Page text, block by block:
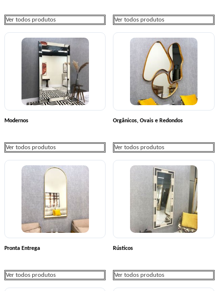
Ver todos produtos Ver todos produtos
Modernos
Ver todos produtos
Orgânicos, Ovais e Redondos
Ver todos produtos
Pronta Entrega
Ver todos produtos
Rústicos
Ver todos produtos